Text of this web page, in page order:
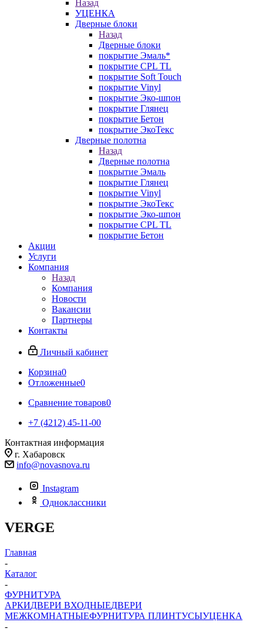
Назад
УЦЕНКА
Дверные блоки
Назад
Дверные блоки
покрытие Эмаль*
покрытие CPL TL
покрытие Soft Touch
покрытие Vinyl
покрытие Эко-шпон
покрытие Глянец
покрытие Бетон
покрытие ЭкоТекс
Дверные полотна
Назад
Дверные полотна
покрытие Эмаль
покрытие Глянец
покрытие Vinyl
покрытие ЭкоТекс
покрытие Эко-шпон
покрытие CPL TL
покрытие Бетон
Акции
Услуги
Компания
Назад
Компания
Новости
Вакансии
Партнеры
Контакты
Личный кабинет
Корзина0
Отложенные0
Сравнение товаров0
+7 (4212) 45-11-00
Контактная информация
г. Хабаровск
info@novasnova.ru
Instagram
Одноклассники
VERGE
Главная
-
Каталог
-
ФУРНИТУРА
АРКИДВЕРИ ВХОДНЫЕДВЕРИ
МЕЖКОМНАТНЫЕФУРНИТУРА ПЛИНТУСЫУЦЕНКА
-